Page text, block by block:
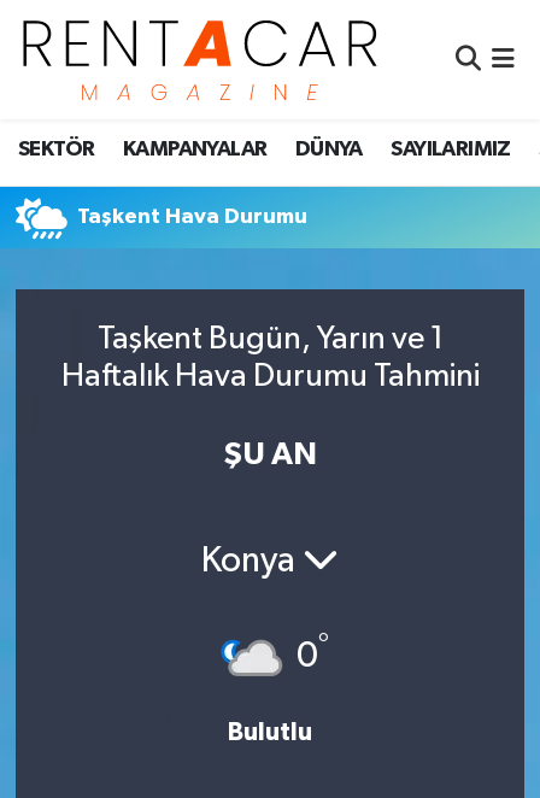
SEKTÖR KAMPANYALAR DÜNYA SAYILARIMIZ
Taşkent Hava Durumu
Taşkent Bugün, Yarın ve 1
Haftalık Hava Durumu Tahmini
ŞU AN
Konya
0°
Bulutlu
İstanbul Nöbetçi Eczaneler
İstanbul Hava Durumu
İstanbul Namaz Vakitleri
Süper Lig Puan Durumu ve Fikstür
Son Dakika Haberleri